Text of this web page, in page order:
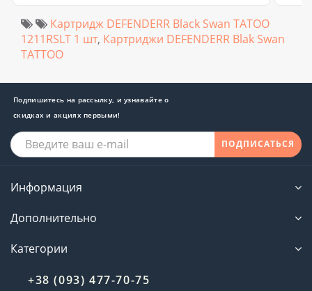
Картридж DEFENDERR Black Swan TATOO
1211RSLT 1 шт, Картриджи DEFENDERR Blak Swan
TATTOO
Подпишитесь на рассылку, и узнавайте о
скидках и акциях первыми!
ПОДПИСАТЬСЯ
Информация
Дополнительно
Категории
+38 (093) 477-70-75